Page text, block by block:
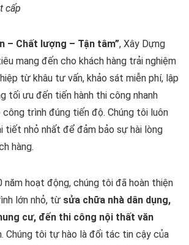
cấp
– Chất lượng – Tận tâm”, Xây Dựng
mang đến cho khách hàng trải nghiệm
từ khâu tư vấn, khảo sát miễn phí, lập
tối ưu đến tiến hành thi công nhanh
công trình đúng tiến độ. Chúng tôi luôn
tiết nhỏ nhất để đảm bảo sự hài lòng
hàng.
năm hoạt động, chúng tôi đã hoàn thiện
lớn nhỏ, từ sửa chữa nhà dân dụng,
cư, đến thi công nội thất văn
Chúng tôi tự hào là đối tác tin cậy của